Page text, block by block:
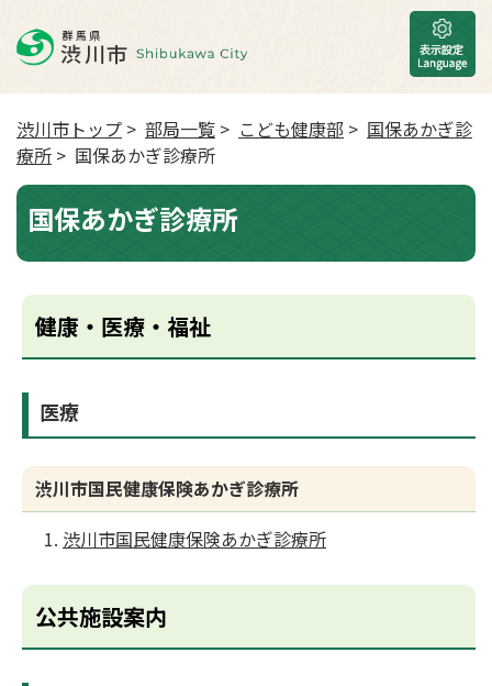
渋川市トップ > 部局一覧 > こども健康部 > 国保あかぎ診
療所 > 国保あかぎ診療所
国保あかぎ診療所
健康・医療・福祉
医療
渋川市国民健康保険あかぎ診療所
渋川市国民健康保険あかぎ診療所
公共施設案内